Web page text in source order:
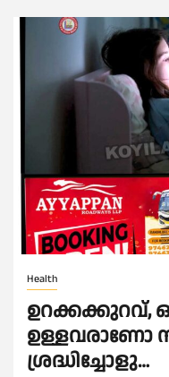
Health
ഉറക്കക്കുറവ്,
ഉള്ളവരാണോ
ശ്രദ്ധിച്ചോളു…